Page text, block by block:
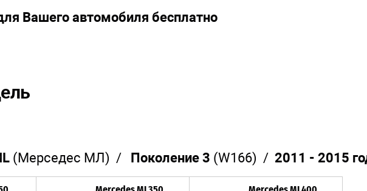
Вашего автомобиля бесплатно
(Мерседес МЛ) / Поколение 3 (W166) / 2011 - 2015